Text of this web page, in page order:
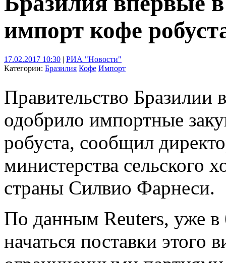
импорт кофе
17.02.2017 10:30 | РИА "Новости"
Категории: Бразилия Кофе Импорт
Правительство Бразилии
одобрило импортные
робуста, сообщил
министерства сельского
страны Силвио Фарнеси.
По данным Reuters, уже
начаться поставки этого